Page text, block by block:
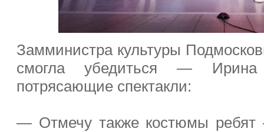
Замминистра культуры
смогла убедиться — Ирина
потрясающие спектакли:
— Отмечу также костюмы ребят